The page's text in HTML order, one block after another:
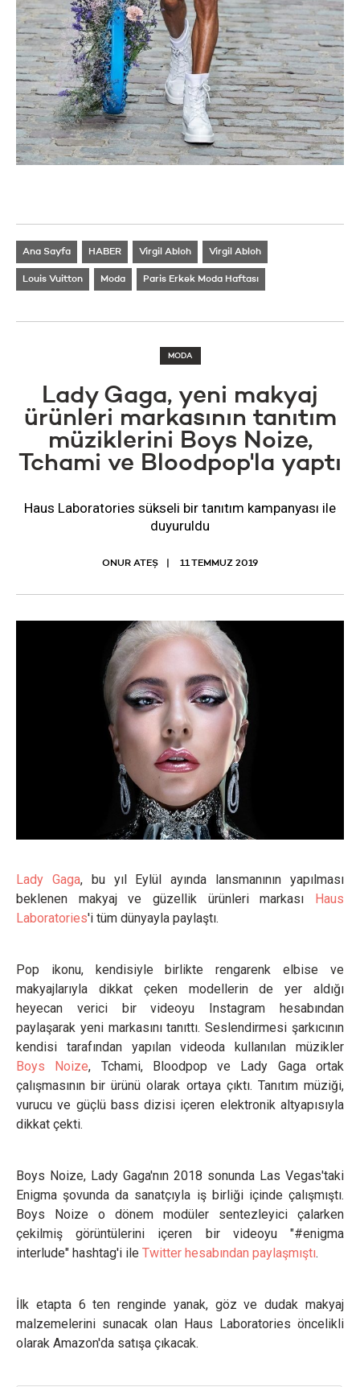
Ana Sayfa HABER Virgil Abloh Virgil Abloh
Louis Vuitton Moda Paris Erkek Moda Haftası
MODA
Lady Gaga, yeni makyaj
ürünleri markasının tanıtım
müziklerini Boys Noize,
Tchami ve Bloodpop'la yaptı
Haus Laboratories sükseli bir tanıtım kampanyası ile
duyuruldu
ONUR ATEŞ 11 TEMMUZ 2019
Lady Gaga, bu yıl Eylül ayında lansmanının yapılması
beklenen makyaj ve güzellik ürünleri markası Haus
Laboratories'i tüm dünyayla paylaştı.
Pop ikonu, kendisiyle birlikte rengarenk elbise ve
makyajlarıyla dikkat çeken modellerin de yer aldığı
heyecan verici bir videoyu Instagram hesabından
paylaşarak yeni markasını tanıttı. Seslendirmesi şarkıcının
kendisi tarafından yapılan videoda kullanılan müzikler
Boys Noize, Tchami, Bloodpop ve Lady Gaga ortak
çalışmasının bir ürünü olarak ortaya çıktı. Tanıtım müziği,
vurucu ve güçlü bass dizisi içeren elektronik altyapısıyla
dikkat çekti.
Boys Noize, Lady Gaga'nın 2018 sonunda Las Vegas'taki
Enigma şovunda da sanatçıyla iş birliği içinde çalışmıştı.
Boys Noize o dönem modüler sentezleyici çalarken
çekilmiş görüntülerini içeren bir videoyu "#enigma
interlude" hashtag'i ile Twitter hesabından paylaşmıştı.
İlk etapta 6 ten renginde yanak, göz ve dudak makyaj
malzemelerini sunacak olan Haus Laboratories öncelikli
olarak Amazon'da satışa çıkacak.